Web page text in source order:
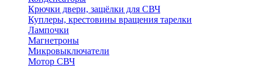
Крючки двери, защёлки для СВЧ
Куплеры, крестовины вращения тарелки
Лампочки
Магнетроны
Микровыключатели
Мотор СВЧ